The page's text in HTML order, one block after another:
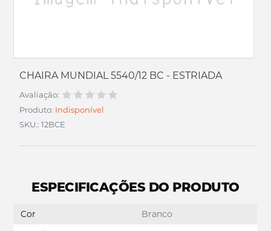
CHAIRA MUNDIAL 5540/12 BC - ESTRIADA
Avaliação:
Produto: Indisponível
SKU.: 12BCE
ESPECIFICAÇÕES DO PRODUTO
Cor
Branco